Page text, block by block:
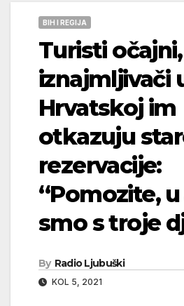
BIH I REGIJA
Turisti očajni,
iznajmljivači
Hrvatskoj im
otkazuju
rezervacije:
“Pomozite,
smo s troje
By Radio Ljubuški
KOL 5, 2021